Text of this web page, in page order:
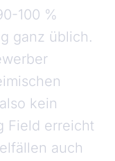
100 %
ganz üblich.
kein
Field erreicht
auch